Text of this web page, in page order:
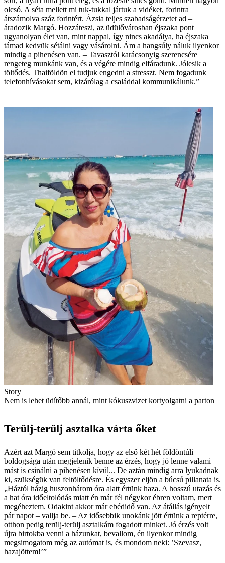
olcsó. A séta mellett mi tuk-tukkal jártuk a vidéket, forintra
átszámolva száz forintért. Ázsia teljes szabadságérzetet ad –
áradozik Margó. Hozzáteszi, az üdülővárosban éjszaka pont
ugyanolyan élet van, mint nappal, így nincs akadálya, ha éjszaka
támad kedvük sétálni vagy vásárolni. Ám a hangsúly náluk ilyenkor
mindig a pihenésen van. – Tavasztól karácsonyig szerencsére
rengeteg munkánk van, és a végére mindig elfáradunk. Jólesik a
töltődés. Thaiföldön el tudjuk engedni a stresszt. Nem fogadunk
telefonhívásokat sem, kizárólag a családdal kommunikálunk.”
Story
Nem is lehet üdítőbb annál, mint kókuszvizet kortyolgatni a parton
Terülj-terülj asztalka várta őket
Azért azt Margó sem titkolja, hogy az első két hét földöntúli
boldogsága után megjelenik benne az érzés, hogy jó lenne valami
mást is csinálni a pihenésen kívül... De aztán mindig arra lyukadnak
ki, szükségük van feltöltődésre. És egyszer eljön a búcsú pillanata is.
„Háztól házig huszonhárom óra alatt értünk haza. A hosszú utazás és
a hat óra időeltolódás miatt én már fél négykor ébren voltam, mert
megéheztem. Odakint akkor már ebédidő van. Az átállás igényelt
pár napot – vallja be. – Az idősebbik unokánk jött értünk a reptérre,
otthon pedig terülj-terülj asztalkám fogadott minket. Jó érzés volt
újra birtokba venni a házunkat, bevallom, én ilyenkor mindig
megsimogatom még az autómat is, és mondom neki: ’Szevasz,
hazajöttem!’”